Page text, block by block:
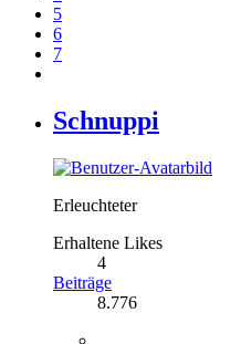
5
6
7
Schnuppi
Erleuchteter
Erhaltene Likes
4
Beiträge
8.776